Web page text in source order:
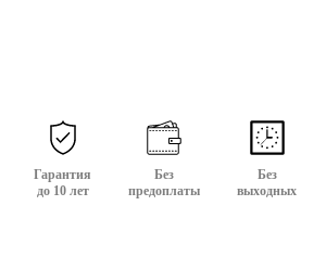
Гарантия
до 10 лет
Без
предоплаты
Без
выходных